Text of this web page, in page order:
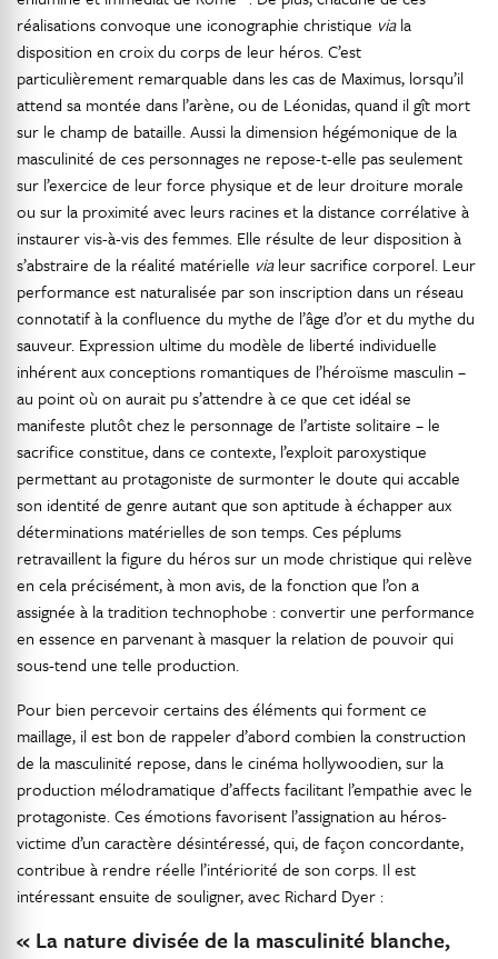
réalisations convoque une iconographie christique viala
disposition en croix du corps de leur héros. C’est
particulièrement remarquable dans les cas de Maximus, lorsqu’il
attend sa montée dans l’arène, ou de Léonidas, quand il gît mort
sur le champ de bataille. Aussi la dimension hégémonique de la
masculinité de ces personnages ne repose-t-elle pas seulement
sur l’exercice de leur force physique et de leur droiture morale
ou sur la proximité avec leurs racines et la distance corrélative à
instaurer vis-à-vis des femmes. Elle résulte de leur disposition à
s’abstraire de la réalité matérielle vialeur sacrifice corporel. Leur
performance est naturalisée par son inscription dans un réseau
connotatif à la confluence du mythe de l’âge d’or et du mythe du
sauveur. Expression ultime du modèle de liberté individuelle
inhérent aux conceptions romantiques de l’héroïsme masculin –
au point où on aurait pu s’attendre à ce que cet idéal se
manifeste plutôt chez le personnage de l’artiste solitaire – le
sacrifice constitue, dans ce contexte, l’exploit paroxystique
permettant au protagoniste de surmonter le doute qui accable
son identité de genre autant que son aptitude à échapper aux
déterminations matérielles de son temps. Ces péplums
retravaillent la figure du héros sur un mode christique qui relève
en cela précisément, à mon avis, de la fonction que l’on a
assignée à la tradition technophobe : convertir une performance
en essence en parvenant à masquer la relation de pouvoir qui
sous-tend une telle production.
Pour bien percevoir certains des éléments qui forment ce
maillage, il est bon de rappeler d’abord combien la construction
de la masculinité repose, dans le cinéma hollywoodien, sur la
production mélodramatique d’affects facilitant l’empathie avec le
protagoniste. Ces émotions favorisent l’assignation au héros-
victime d’un caractère désintéressé, qui, de façon concordante,
contribue à rendre réelle l’intériorité de son corps. Il est
intéressant ensuite de souligner, avec Richard Dyer :
« La nature divisée de la masculinité blanche,